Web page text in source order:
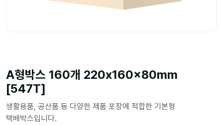
A형박스 160개 220x160x80mm
[547T]
생활용품, 공산품 등 다양한 제품 포장에 적합한 기본형
택배박스입니다.